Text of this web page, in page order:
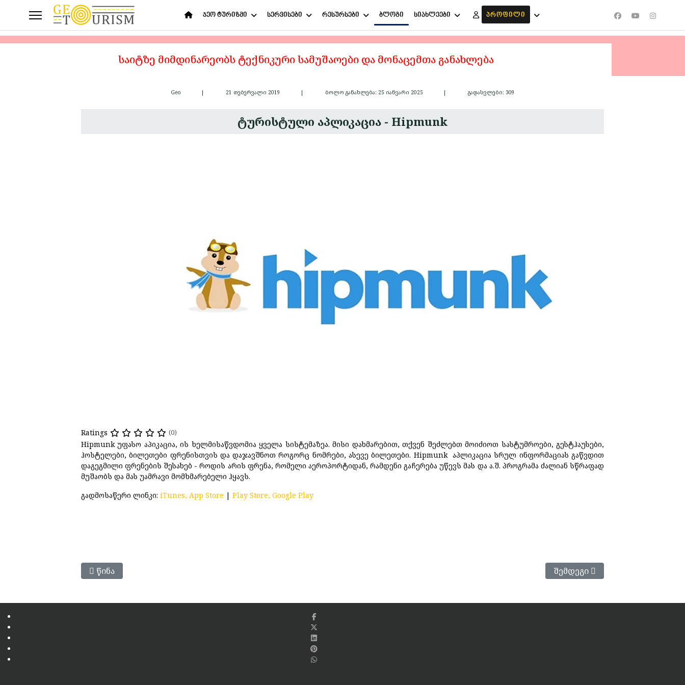
ჯეო ტურიზმი სერვისები რესურსები ბლოგი სიახლეები ᲞᲠᲝᲤᲘᲚᲘ
საიტზე მიმდინარეობს ტექნიკური სამუშაოები და მონაცემთა განახლება
Geo 21 თებერვალი 2019 ბოლო განახლება: 25 იანვარი 2025 გადასვლები: 309
ტურისტული აპლიკაცია - Hipmunk
Ratings (0)
Hipmunk უფასო აპიკაცია, ის ხელმისაწვდომია ყველა სისტემაზეა. მისი დახმარებით, თქვენ შეძლებთ მოიძიოთ სასტუმროები, გესტჰაუსები,
ჰოსტელები, ბილეთები ფრენისთვის და დაჯავშნოთ როგორც ნომრები, ასევე ბილეთები. Hipmunk აპლიკაცია სრულ ინფორმაციას გაწვდით
დაგეგმილი ფრენების შესახებ - როდის არის ფრენა, რომელი აეროპორტიდან, რამდენი გაჩერება უწევს მას და ა.შ. პროგრამა ძალიან სწრაფად
მუშაობს და მას უამრავი მომხმარებელი ჰყავს.
გადმოსაწერი ლინკი: iTunes, App Store | Play Store, Google Play
Წინა Სტატია: Google+ Გუქმდა
Წინა Შემდეგი Სტატია: Skyscanner
Შემდეგი